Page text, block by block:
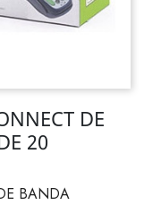
DE
20
BANDA